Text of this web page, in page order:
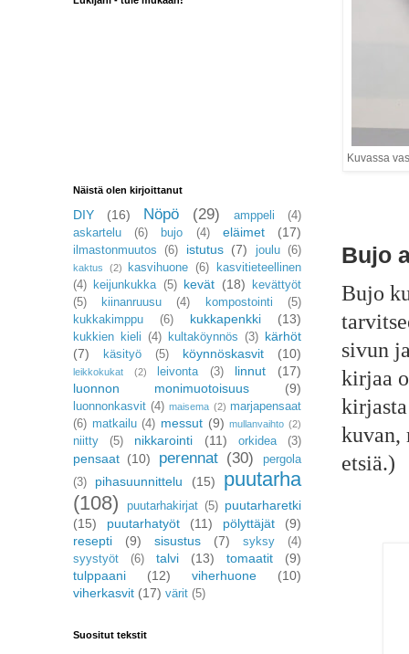
Kuvassa
Bujo
Bujo
sivun
kirjaa
kuvan,
etsiä.)
Näistä olen kirjoittanut
DIY (16) Nöpö (29) amppeli
(4)
askartelu
(6) bujo (4) eläimet (17)
ilmastonmuutos (6) istutus (7) joulu (6)
kaktus (2) kasvihuone (6)
kasvitieteellinen
(4)
keijunkukka (5) kevät (18)
kevättyöt
(5)
kiinanruusu (4) kompostointi
(5)
kukkakimppu
(6) kukkapenkki (13)
kukkien kieli (4) kultaköynnös (3) kärhöt
(7)
käsityö (5) köynnöskasvit (10)
leikkokukat (2) leivonta (3) linnut
(17)
luonnon monimuotoisuus
(9)
luonnonkasvit (4) maisema (2) marjapensaat
(6) matkailu (4) messut (9) mullanvaihto (2)
niitty (5) nikkarointi (11) orkidea (3)
pensaat (10) perennat (30)
pergola
(3)
pihasuunnittelu (15)
puutarha
(108)
puutarhakirjat (5) puutarharetki
(15)
puutarhatyöt (11) pölyttäjät
(9)
resepti
(9) sisustus (7) syksy
(4)
syystyöt
(6) talvi (13) tomaatit
(9)
tulppaani
(12) viherhuone
(10)
viherkasvit (17) värit (5)
Suositut tekstit